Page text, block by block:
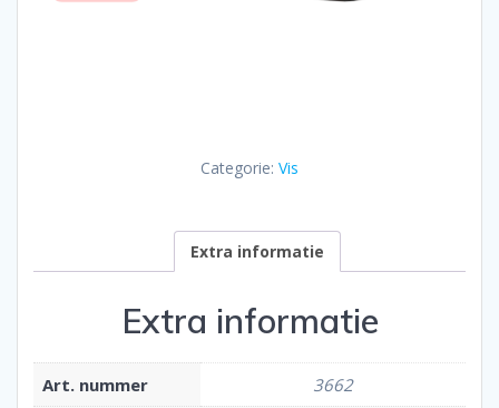
Categorie: Vis
Extra informatie
Extra informatie
Art. nummer
3662